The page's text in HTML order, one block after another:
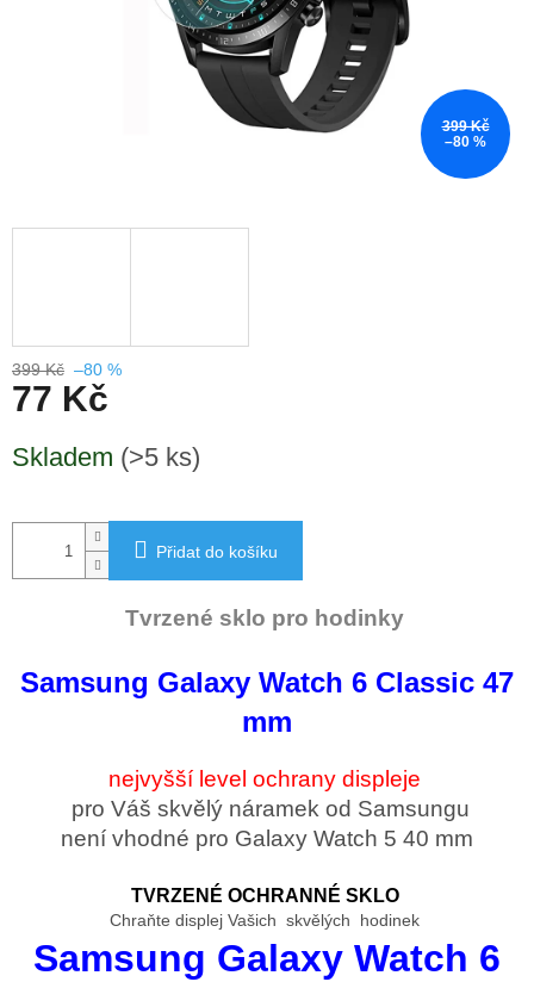
399 Kč
–80 %
399 Kč –80 %
77 Kč
cena:
Skladem (>5 ks)
Přidat do košíku
Tvrzené sklo pro hodinky
Samsung Galaxy Watch 6 Classic 47
mm
nejvyšší level ochrany displeje
pro Váš skvělý náramek od Samsungu
není vhodné pro Galaxy Watch 5 40 mm
TVRZENÉ OCHRANNÉ SKLO
Chraňte displej Vašich skvělých hodinek
Samsung Galaxy Watch 6